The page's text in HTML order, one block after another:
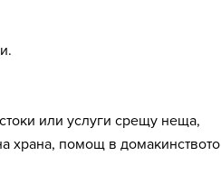
или услуги срещу неща,
храна, помощ в домакинството